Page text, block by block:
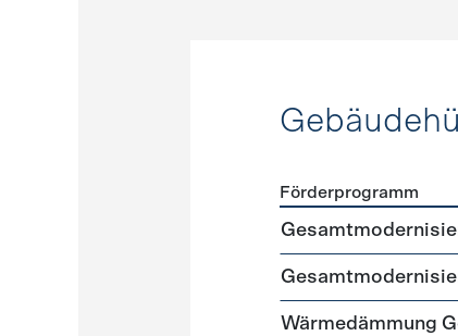
Förderprogramme
Förderprogramm
Wärmedämmung